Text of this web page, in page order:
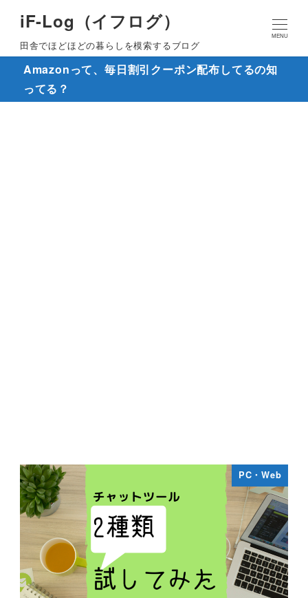
iF-Log（イフログ）
田舎でほどほどの暮らしを模索するブログ
MENU
Amazonって、毎日割引クーポン配布してるの知
ってる？
PC・Web